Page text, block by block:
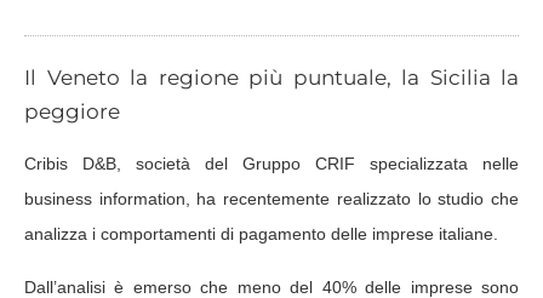
Il Veneto la regione più puntuale, la Sicilia la
peggiore
Cribis D&B, società del Gruppo CRIF specializzata nelle
business information, ha recentemente realizzato lo studio che
analizza i comportamenti di pagamento delle imprese italiane.
Dall’analisi è emerso che meno del 40% delle imprese sono